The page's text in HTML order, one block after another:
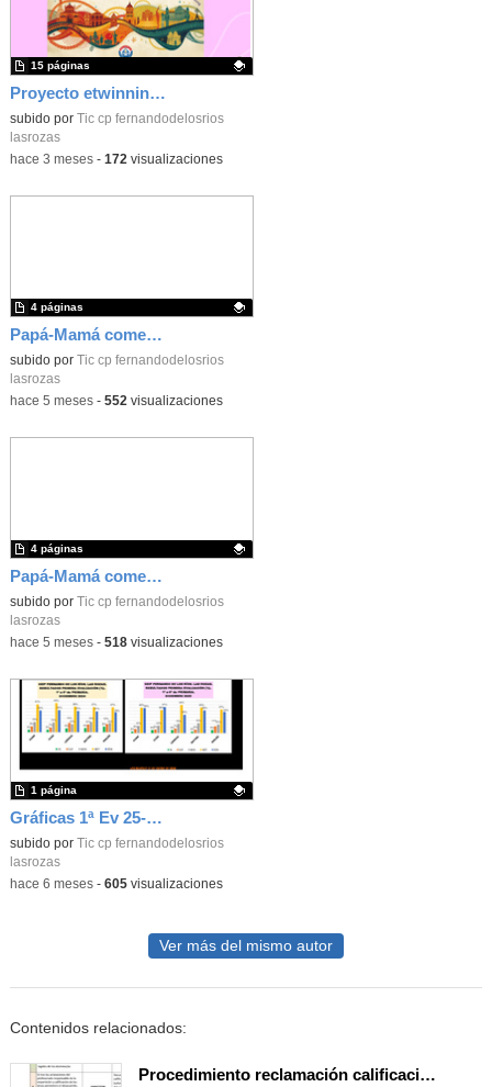
Proyecto etwinning_Poster_CEIP FDLR_Las Rozas
Contenido educativo.
subido por Tic cp fernandodelosrios
lasrozas
15 páginas
-hace 3 meses- 172 visualizaciones
Papá-Mamá comensal Infantil 25-26_CEIP FDLR_Las Rozas
Contenido educativo.
subido por Tic cp fernandodelosrios
lasrozas
4 páginas
-hace 5 meses- 552 visualizaciones
Papá-Mamá comensal Infantil 25-26_CEIP FDLR_Las Rozas
Contenido educativo.
subido por Tic cp fernandodelosrios
lasrozas
4 páginas
-hace 5 meses- 518visualizaciones
Gráficas 1ª Ev 25-26_CEIP FDLR_Las Rozas
Contenido educativo.
subido por Tic cp fernandodelosrios
lasrozas
1 página
-hace 6 meses- 605visualizaciones
Ver más del mismo autor
Contenidos relacionados:
Procedimiento reclamación calificaciones finales_CEIP FDLR_Las Rozas